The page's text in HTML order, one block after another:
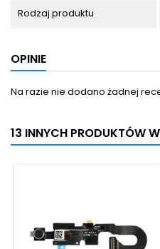
Rodzaj produktu
OPINIE
Na razie nie dodano żadnej
13 INNYCH PRODUKTÓW